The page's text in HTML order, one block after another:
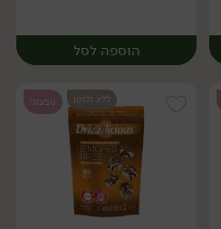
הוספה לסל
ללא גלוטן טבעוני